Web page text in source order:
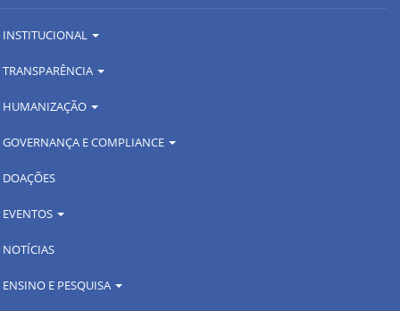
INSTITUCIONAL
TRANSPARÊNCIA
HUMANIZAÇÃO
GOVERNANÇA E COMPLIANCE
DOAÇÕES
EVENTOS
NOTÍCIAS
ENSINO E PESQUISA